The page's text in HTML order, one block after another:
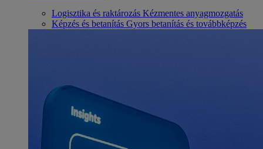
Logisztika és raktározás Kézmentes anyagmozgatás
Képzés és betanítás Gyors betanítás és továbbképzés